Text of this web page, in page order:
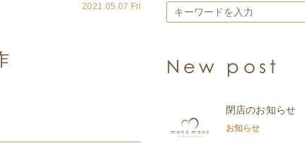
2021.05.07 Fri
New post
閉店のお知らせ
お知らせ